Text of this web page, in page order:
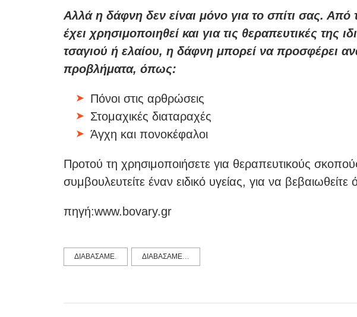
Αλλά η δάφνη δεν είναι μόνο για το σπίτι σας. Από
έχει χρησιμοποιηθεί και για τις θεραπευτικές της
τσαγιού ή ελαίου, η δάφνη μπορεί να προσφέρει
προβλήματα, όπως:
Πόνοι στις αρθρώσεις
Στομαχικές διαταραχές
Άγχη και πονοκέφαλοι
Προτού τη χρησιμοποιήσετε για θεραπευτικούς
συμβουλευτείτε έναν ειδικό υγείας, για να βεβαιωθείτε
πηγή:www.bovary.gr
ΔΙΑΒΑΣΑΜΕ. ΔΙΑΒΑΣΑΜΕ...